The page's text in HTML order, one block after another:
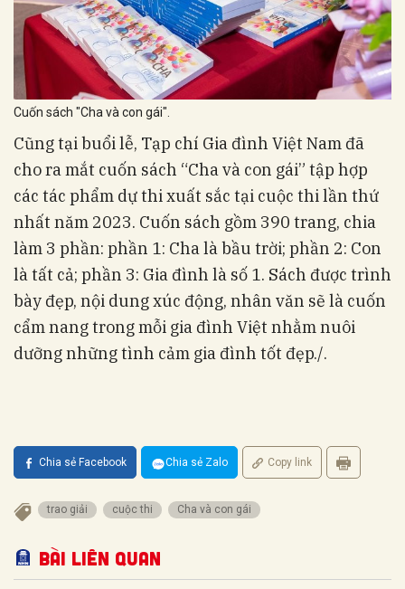
Cuốn sách "Cha và con gái".
Cũng tại buổi lễ, Tạp chí Gia đình Việt Nam đã
cho ra mắt cuốn sách “Cha và con gái” tập hợp
các tác phẩm dự thi xuất sắc tại cuộc thi lần thứ
nhất năm 2023. Cuốn sách gồm 390 trang, chia
làm 3 phần: phần 1: Cha là bầu trời; phần 2: Con
là tất cả; phần 3: Gia đình là số 1. Sách được trình
bày đẹp, nội dung xúc động, nhân văn sẽ là cuốn
cẩm nang trong mỗi gia đình Việt nhằm nuôi
dưỡng những tình cảm gia đình tốt đẹp./.
Chia sẻ Facebook Chia sẻ Zalo Copy link
trao giải cuộc thi Cha và con gái
Bài liên quan